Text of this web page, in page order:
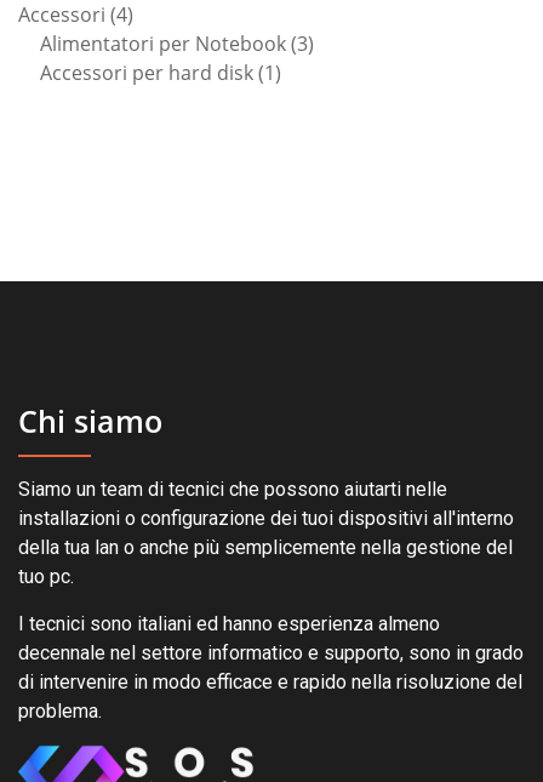
Accessori 44
prodotti
Alimentatori per Notebook 33
Accessori per hard disk 11
Chi siamo
Siamo un team di tecnici che possono aiutarti nelle
installazioni o configurazione dei tuoi dispositivi all'interno
della tua lan o anche più semplicemente nella gestione del
tuo pc.
I tecnici sono italiani ed hanno esperienza almeno
decennale nel settore informatico e supporto, sono in grado
di intervenire in modo efficace e rapido nella risoluzione del
problema.